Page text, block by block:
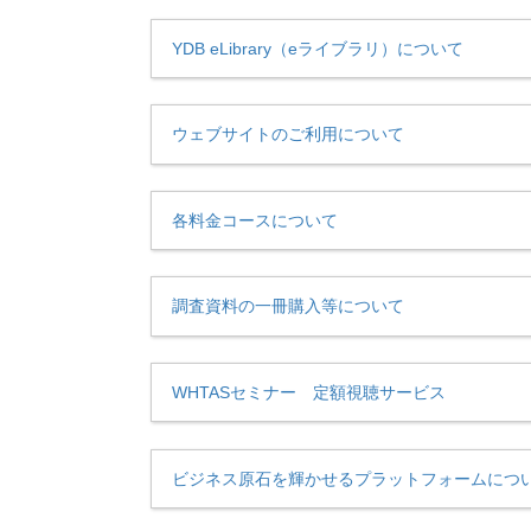
YDB eLibrary（eライブラリ）について
ウェブサイトのご利用について
各料金コースについて
調査資料の一冊購入等について
WHTASセミナー 定額視聴サービス
ビジネス原石を輝かせるプラットフォームにつ